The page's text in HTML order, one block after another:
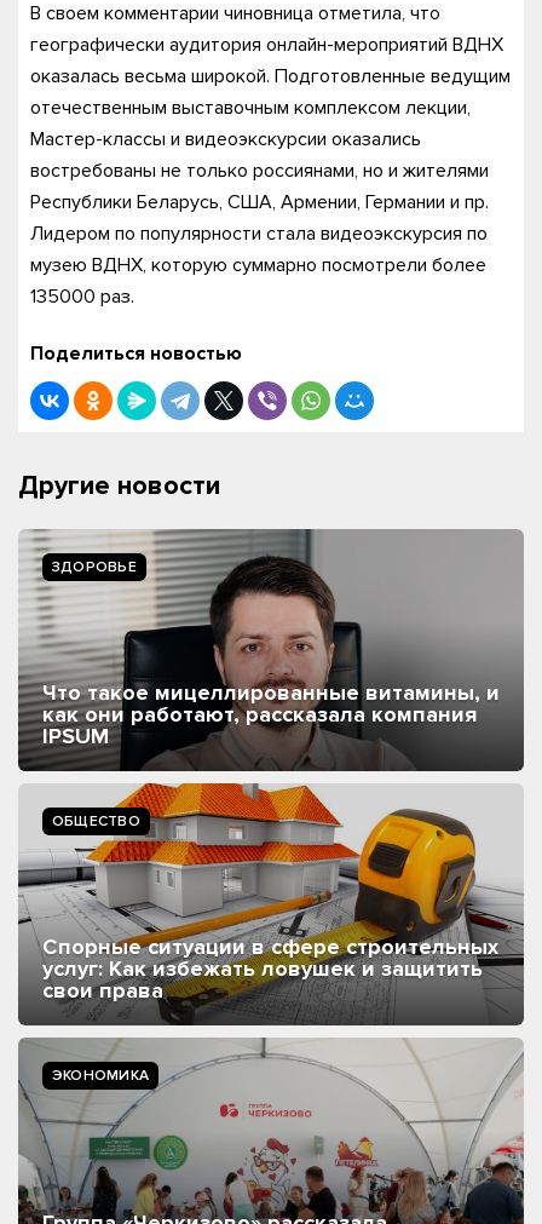
В своем комментарии чиновница отметила, что
географически аудитория онлайн-мероприятий ВДНХ
оказалась весьма широкой. Подготовленные ведущим
отечественным выставочным комплексом лекции,
Мастер-классы и видеоэкскурсии оказались
востребованы не только россиянами, но и жителями
Республики Беларусь, США, Армении, Германии и пр.
Лидером по популярности стала видеоэкскурсия по
музею ВДНХ, которую суммарно посмотрели более
135000 раз.
Поделиться новостью
Другие новости
ЗДОРОВЬЕ
Что такое мицеллированные витамины, и
как они работают, рассказала компания
IPSUM
ОБЩЕСТВО
Спорные ситуации в сфере строительных
услуг: Как избежать ловушек и защитить
свои права
ЭКОНОМИКА